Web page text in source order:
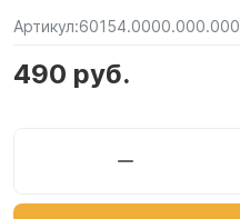
Артикул:60154.0000.000.000
490 руб.